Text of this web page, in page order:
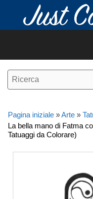
contenuto
Pagina iniziale »Arte »
La bella mano di Fatma
Tatuaggi da Colorare)